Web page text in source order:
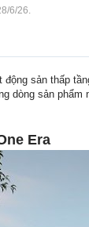
6/26.
sản thấp
dòng sản
Era